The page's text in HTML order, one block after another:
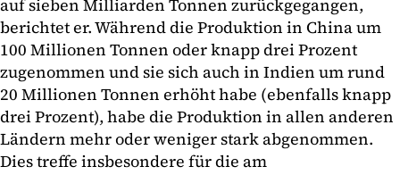
auf sieben Milliarden Tonnen zurückgegangen,
berichtet er. Während die Produktion in China um
100 Millionen Tonnen oder knapp drei Prozent
zugenommen und sie sich auch in Indien um rund
20 Millionen Tonnen erhöht habe (ebenfalls knapp
drei Prozent), habe die Produktion in allen anderen
Ländern mehr oder weniger stark abgenommen.
Dies treffe insbesondere für die am